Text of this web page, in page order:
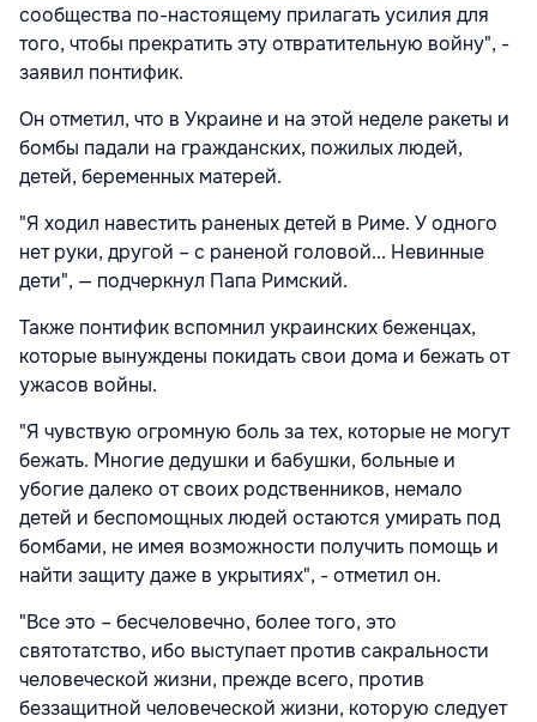
сообщества по-настоящему прилагать усилия для
того, чтобы прекратить эту отвратительную войну", -
заявил понтифик.
Он отметил, что в Украине и на этой неделе ракеты и
бомбы падали на гражданских, пожилых людей,
детей, беременных матерей.
"Я ходил навестить раненых детей в Риме. У одного
нет руки, другой – с раненой головой... Невинные
дети", — подчеркнул Папа Римский.
Также понтифик вспомнил украинских беженцах,
которые вынуждены покидать свои дома и бежать от
ужасов войны.
"Я чувствую огромную боль за тех, которые не могут
бежать. Многие дедушки и бабушки, больные и
убогие далеко от своих родственников, немало
детей и беспомощных людей остаются умирать под
бомбами, не имея возможности получить помощь и
найти защиту даже в укрытиях", - отметил он.
"Все это – бесчеловечно, более того, это
святотатство, ибо выступает против сакральности
человеческой жизни, прежде всего, против
беззащитной человеческой жизни, которую следует